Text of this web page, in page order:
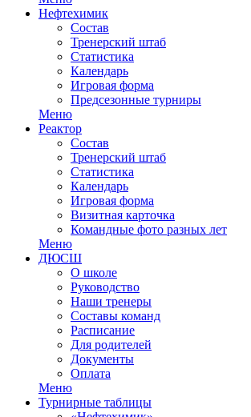
Нефтехимик
Состав
Тренерский штаб
Статистика
Календарь
Игровая форма
Предсезонные турниры
Меню
Реактор
Состав
Тренерский штаб
Статистика
Календарь
Игровая форма
Визитная карточка
Командные фото разных лет
Меню
ДЮСШ
О школе
Руководство
Наши тренеры
Составы команд
Расписание
Для родителей
Документы
Оплата
Меню
Турнирные таблицы